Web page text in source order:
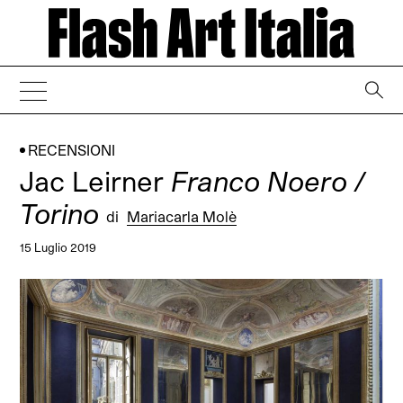
RECENSIONI
Jac Leirner Franco Noero /
Torinodi Mariacarla Molè
15 Luglio 2019